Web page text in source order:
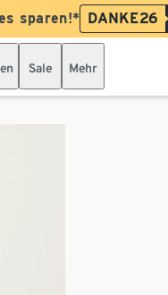
sparen!* DANKE26
Sale Mehr